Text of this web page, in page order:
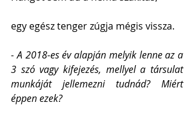
egy egész tenger zúgja mégis vissza.
- A 2018-es év alapján melyik lenne az a
3 szó vagy kifejezés, mellyel a társulat
munkáját jellemezni tudnád? Miért
éppen ezek?